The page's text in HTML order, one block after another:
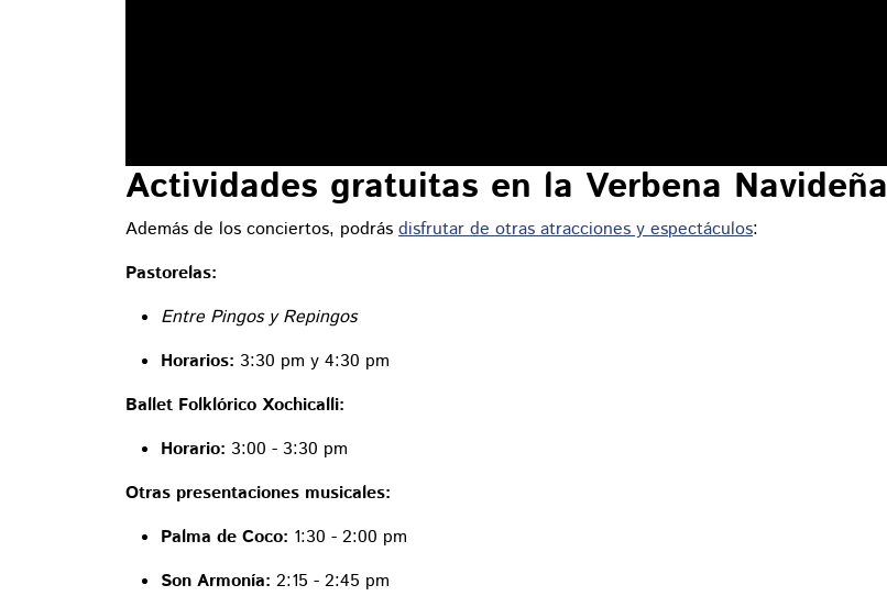
Actividades gratuitas en la Verbena Navideña
Además de los conciertos, podrás disfrutar de otras atracciones y espectáculos:
Pastorelas:
Entre Pingos y Repingos
Horarios: 3:30 pm y 4:30 pm
Ballet Folklórico Xochicalli:
Horario: 3:00 - 3:30 pm
Otras presentaciones musicales:
Palma de Coco: 1:30 - 2:00 pm
Son Armonía: 2:15 - 2:45 pm